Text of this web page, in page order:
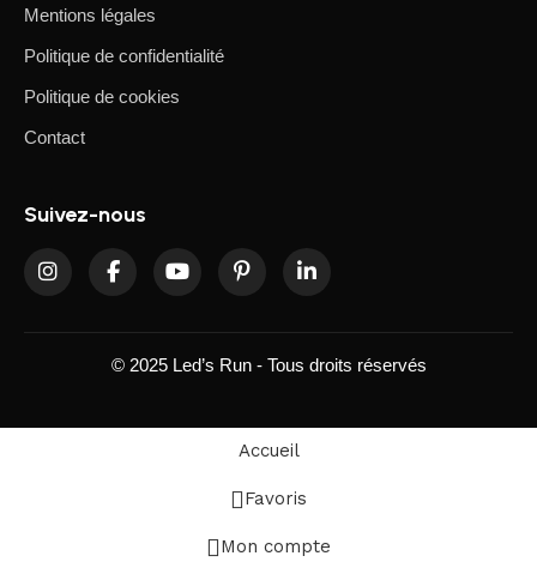
Mentions légales
Politique de confidentialité
Politique de cookies
Contact
Suivez-nous
© 2025 Led’s Run - Tous droits réservés
Accueil
Favoris
Mon compte